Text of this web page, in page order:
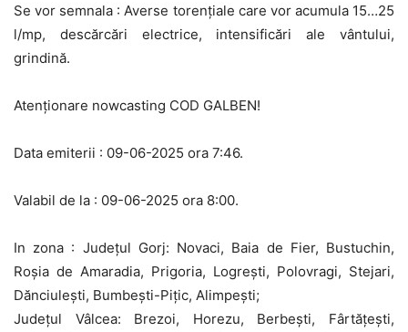
Se vor semnala : Averse torențiale care vor acumula 15…25
l/mp, descărcări electrice, intensificări ale vântului,
grindină.
Atenționare nowcasting COD GALBEN!
Data emiterii : 09-06-2025 ora 7:46.
Valabil de la : 09-06-2025 ora 8:00.
In zona : Județul Gorj: Novaci, Baia de Fier, Bustuchin,
Roșia de Amaradia, Prigoria, Logrești, Polovragi, Stejari,
Dănciulești, Bumbești-Pițic, Alimpești;
Județul Vâlcea: Brezoi, Horezu, Berbești, Fârtățești,